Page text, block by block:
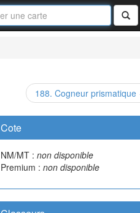
188. Cogneur
Cote
NM/MT : non disponible
Premium : non disponible